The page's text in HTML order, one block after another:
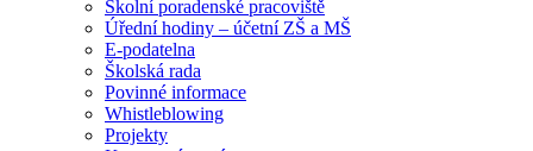
Školní poradenské pracoviště
Úřední hodiny – účetní ZŠ a MŠ
E-podatelna
Školská rada
Povinné informace
Whistleblowing
Projekty